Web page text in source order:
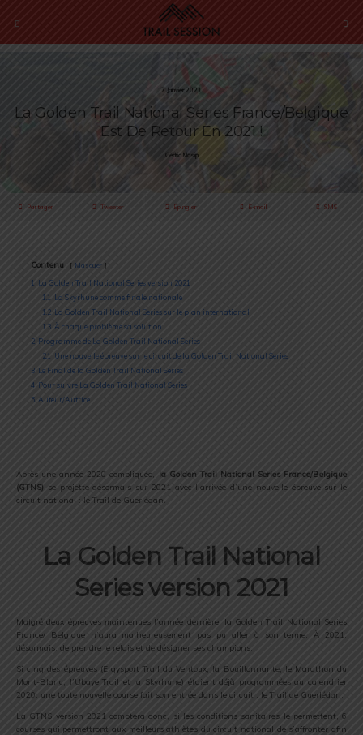
7 Janvier 2021
La Golden Trail National Series France/Belgique
Est De Retour En 2021 !
Cédric Masip
Partager Tweeter Épingler E-mail SMS
Contenu Masquer
1
La Golden Trail National Series version 2021
1.1
La Skyrhune comme finale nationale
1.2 La Golden Trail National Series sur le plan international
1.3 À chaque problème sa solution
2 Programme de La Golden Trail National Series
2.1
Une nouvelle épreuve sur le circuit de la Golden Trail National Series
3 Le Final de la Golden Trail National Series
4 Pour suivre La Golden Trail National Series
5 Auteur/Autrice
Après une année 2020 compliquée, la Golden Trail National Series France/Belgique
(GTNS) se projette désormais sur 2021 avec l’arrivée d’une nouvelle épreuve sur le
circuit national : le Trail de Guerlédan.
La Golden Trail National
Series version 2021
Malgré deux épreuves maintenues l’année dernière, la Golden Trail National Series
France/ Belgique n’aura malheureusement pas pu aller à son terme. À 2021,
désormais, de prendre le relais et de désigner ses champions.
Si cinq des épreuves (Ergysport Trail du Ventoux, la Bouillonnante, le Marathon du
Mont-Blanc, l’Ubaye Trail et la Skyrhune) étaient déjà programmées au calendrier
2020, une toute nouvelle course fait son entrée dans le circuit : le Trail de Guerlédan.
La GTNS version 2021 comptera donc, si les conditions sanitaires le permettent, 6
courses qui permettront aux meilleurs athlètes du circuit national de s’affronter afin